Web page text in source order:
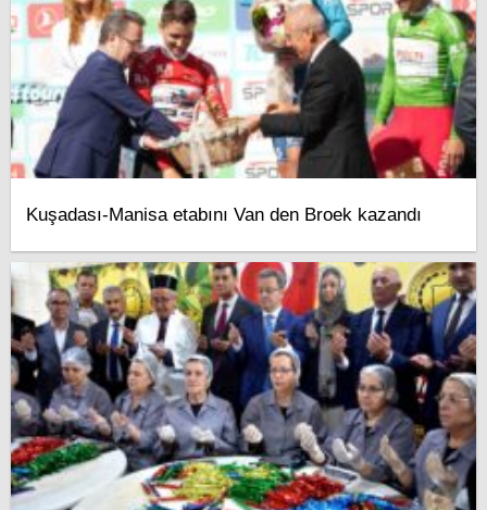
Kuşadası-Manisa etabını Van den Broek kazandı